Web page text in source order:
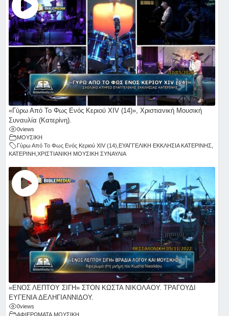
«Γύρω Από Το Φως Ενός Κεριού ΧΙV (14)», Χριστιανική Μουσική
Συναυλία (Κατερίνη).
0views
ΜΟΥΣΙΚΗ
Γύρω Από Το Φως Ενός Κεριού ΧΙV (14) ΕΥΑΓΓΕΛΙΚΗ ΕΚΚΛΗΣΙΑ ΚΑΤΕΡΙΝΗΣ
ΚΑΤΕΡΙΝΗ ΧΡΙΣΤΙΑΝΙΚΗ ΜΟΥΣΙΚΗ ΣΥΝΑΥΛΙΑ
«ΕΝΟΣ ΛΕΠΤΟΥ ΣΙΓΗ» ΣΤΟΝ ΚΩΣΤΑ ΝΙΚΟΛΑΟΥ. ΤΡΑΓΟΥΔΙ
ΕΥΓΕΝΙΑ ΔΕΛΗΓΙΑΝΝΙΔΟΥ.
0views
ΑΦΙΕΡΩΜΑΤΑ,ΜΟΥΣΙΚΗ